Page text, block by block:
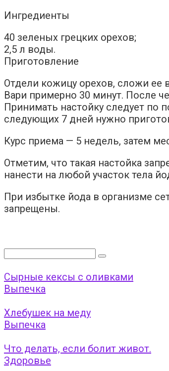
Ингредиенты
40 зеленых грецких орехов;
2,5 л воды.
Приготовление
Отдели кожицу орехов, сложи ее
Вари примерно 30 минут. После
Принимать настойку следует по
следующих 7 дней нужно
Курс приема — 5 недель, затем
Отметим, что такая настойка
нанести на любой участок тела
При избытке йода в организме
запрещены.
Поиск:
Сырные кексы с оливками
Выпечка
Хлебушек на меду
Выпечка
Что делать, если болит живот.
Здоровье